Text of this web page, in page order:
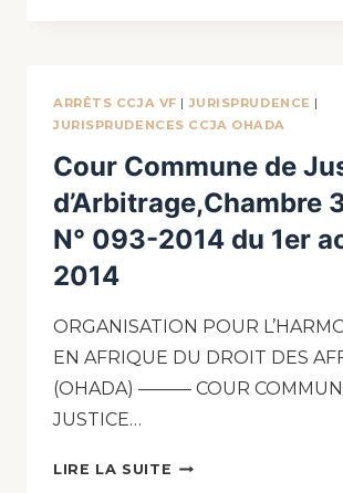
ARRÊTS CCJA VF |JURISPRUDENCE |
JURISPRUDENCES CCJA OHADA
Cour Commune de
d’Arbitrage,Chambre
N° 093-2014 du 1er
2014
ORGANISATION POUR
EN AFRIQUE DU DROIT DES
(OHADA) ——— COUR
JUSTICE…
LIRE LA SUITE